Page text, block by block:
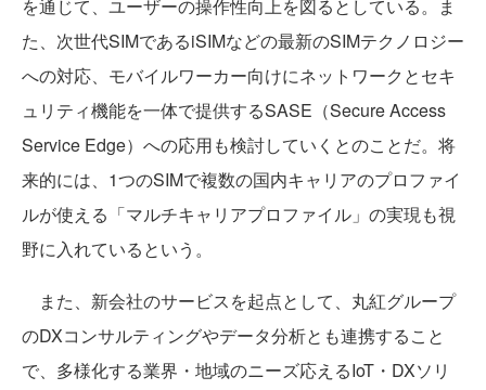
を通じて、ユーザーの操作性向上を図るとしている。ま
た、次世代SIMであるiSIMなどの最新のSIMテクノロジー
への対応、モバイルワーカー向けにネットワークとセキ
ュリティ機能を一体で提供するSASE（Secure Access
Service Edge）への応用も検討していくとのことだ。将
来的には、1つのSIMで複数の国内キャリアのプロファイ
ルが使える「マルチキャリアプロファイル」の実現も視
野に入れているという。
また、新会社のサービスを起点として、丸紅グループ
のDXコンサルティングやデータ分析とも連携すること
で、多様化する業界・地域のニーズ応えるIoT・DXソリ